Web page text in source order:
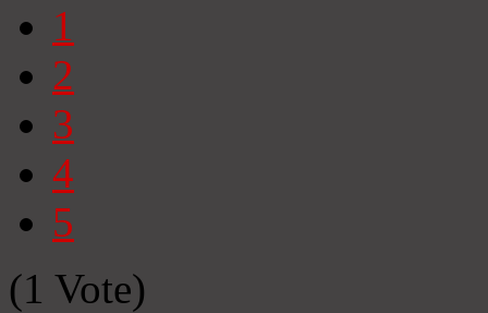
1
2
3
4
5
(1 Vote)